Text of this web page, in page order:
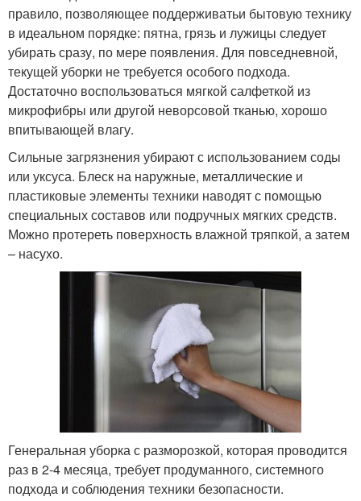
правило, позволяющее поддерживатьи бытовую технику
в идеальном порядке: пятна, грязь и лужицы следует
убирать сразу, по мере появления. Для повседневной,
текущей уборки не требуется особого подхода.
Достаточно воспользоваться мягкой салфеткой из
микрофибры или другой неворсовой тканью, хорошо
впитывающей влагу.
Сильные загрязнения убирают с использованием соды
или уксуса. Блеск на наружные, металлические и
пластиковые элементы техники наводят с помощью
специальных составов или подручных мягких средств.
Можно протереть поверхность влажной тряпкой, а затем
– насухо.
Генеральная уборка с разморозкой, которая проводится
раз в 2-4 месяца, требует продуманного, системного
подхода и соблюдения техники безопасности.